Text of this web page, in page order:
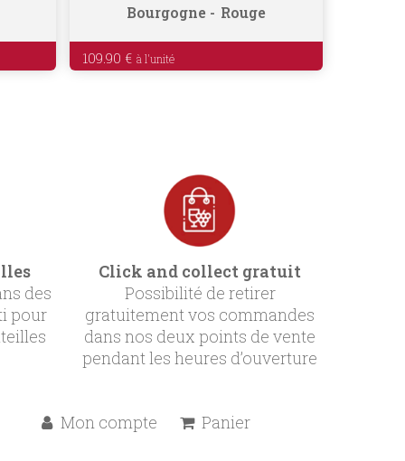
Bourgogne Rouge
109.90 €
des
pour
Click and collect gratuit
Possibilité de retirer
gratuitement vos commandes
dans nos deux points de vente
pendant les heures d’ouverture
Mon compte Panier